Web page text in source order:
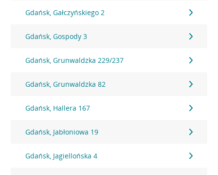
Gdańsk, Gałczyńskiego 2
Gdańsk, Gospody 3
Gdańsk, Grunwaldzka 229/237
Gdańsk, Grunwaldzka 82
Gdańsk, Hallera 167
Gdańsk, Jabłoniowa 19
Gdańsk, Jagiellońska 4